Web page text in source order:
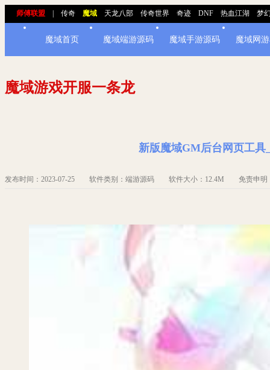
师傅联盟 传奇 魔域 天龙八部 传奇世界 奇迹 DNF 热血江湖 梦
魔域首页 魔域端游源码 魔域手游源码 魔域网
魔域游戏开服一条龙
新版魔域GM后台网页工
发布时间：2023-07-25 软件类别：端游源码 软件大小：12.4M 免责申明：